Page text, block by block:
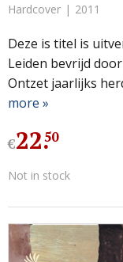
Hardcover 2011
Deze is titel is
Leiden bevrijd
Ontzet jaarlijks
more »
€22.
50
Not in stock